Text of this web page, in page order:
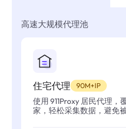
高速大规模代理池
住宅代理 90M+IP
使用 911Proxy 居民代理，
家，轻松采集数据，避免被